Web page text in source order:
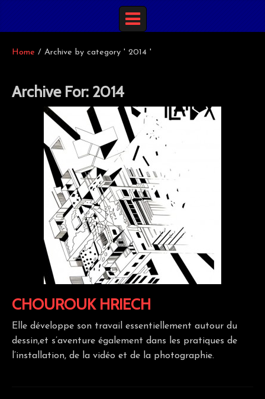
Home / Archive by category ' 2014 '
Archive For: 2014
CHOUROUK HRIECH
Elle développe son travail essentiellement autour du
dessin,et s’aventure également dans les pratiques de
l’installation, de la vidéo et de la photographie.